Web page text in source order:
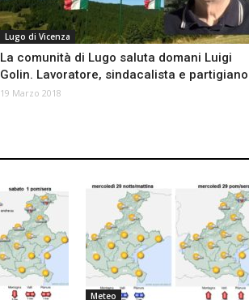
Lugo di Vicenza
La comunità di Lugo saluta domani Luigi
Golin. Lavoratore, sindacalista e partigiano
19 Marzo 2018
Meteo